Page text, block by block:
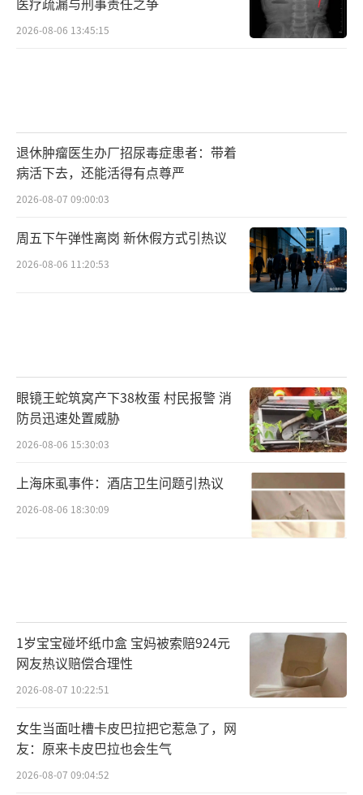
2026-08-06 13:45:15
退休肿瘤医生办厂招尿毒症患者：带着
病活下去，还能活得有点尊严
2026-08-07 09:00:03
周五下午弹性离岗 新休假方式引热议
2026-08-06 11:20:53
眼镜王蛇筑窝产下38枚蛋 村民报警 消
防员迅速处置威胁
2026-08-06 15:30:03
上海床虱事件：酒店卫生问题引热议
2026-08-06 18:30:09
1岁宝宝碰坏纸巾盒 宝妈被索赔924元
网友热议赔偿合理性
2026-08-07 10:22:51
女生当面吐槽卡皮巴拉把它惹急了，网
友：原来卡皮巴拉也会生气
2026-08-07 09:04:52